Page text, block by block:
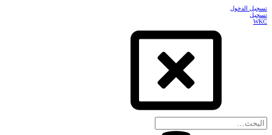
تسجيل الدخول
تسجيل
WKC